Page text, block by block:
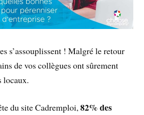
s’assouplissent ! Malgré le retour
de vos collègues ont sûrement
locaux.
du site Cadremploi,82% des